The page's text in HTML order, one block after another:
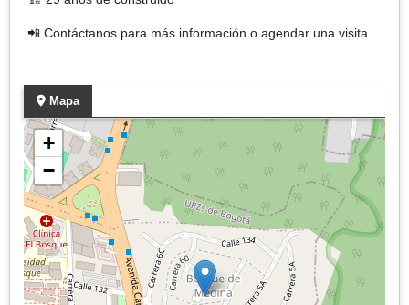
📲 Contáctanos para más información o agendar una visita.
Mapa
+
−